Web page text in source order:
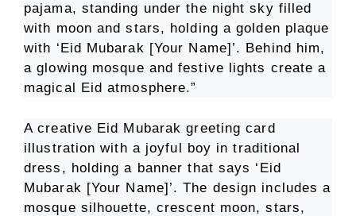
pajama, standing under the night sky filled
with moon and stars, holding a golden plaque
with ‘Eid Mubarak [Your Name]’. Behind him,
a glowing mosque and festive lights create a
magical Eid atmosphere.”
A creative Eid Mubarak greeting card
illustration with a joyful boy in traditional
dress, holding a banner that says ‘Eid
Mubarak [Your Name]’. The design includes a
mosque silhouette, crescent moon, stars,